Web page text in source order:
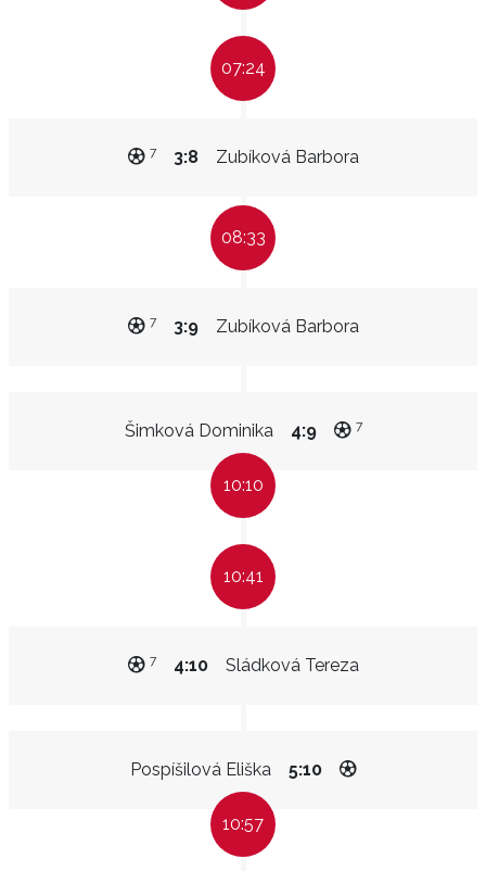
07:24
Zubíková Barbora
3:8
7
08:33
Zubíková Barbora
3:9
7
Šimková Dominika 4:9 7
10:10
10:41
Sládková Tereza
4:10
7
Pospíšilová Eliška 5:10
10:57